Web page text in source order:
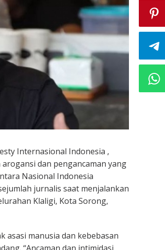
Internasional Indonesia ,
dan pengancaman yang
Nasional Indonesia
jurnalis saat menjalankan
Klaligi, Kota Sorong,
asasi manusia dan kebebasan